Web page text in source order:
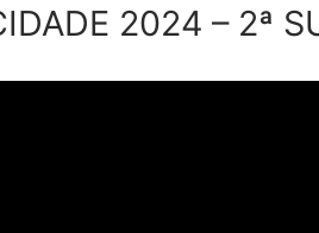
2024 – 2ª